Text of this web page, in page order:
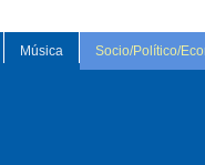
Música Socio/Político/